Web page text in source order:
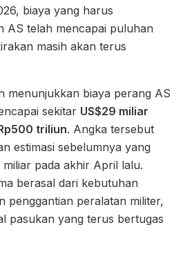
biaya yang harus
AS telah mencapai puluhan
masih akan terus
menunjukkan biaya perang AS
sekitar US$29 miliar
triliun. Angka tersebut
estimasi sebelumnya yang
pada akhir April lalu.
berasal dari kebutuhan
penggantian peralatan militer,
pasukan yang terus bertugas